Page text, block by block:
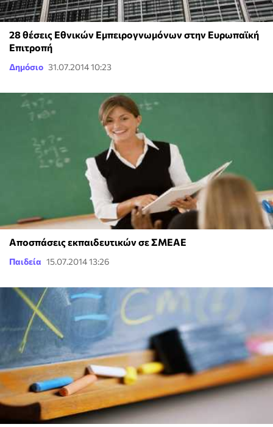
28 θέσεις Εθνικών Εμπειρογνωμόνων στην Ευρωπαϊκή
Επιτροπή
Δημόσιο 31.07.2014 10:23
Αποσπάσεις εκπαιδευτικών σε ΣΜΕΑΕ
Παιδεία 15.07.2014 13:26